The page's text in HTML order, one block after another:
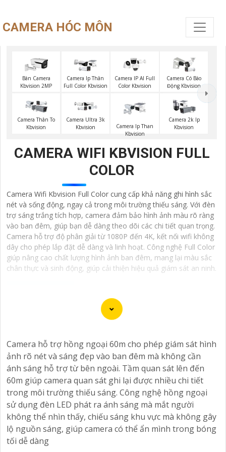
CAMERA HÓC MÔN
Bán Camera
Kbvision 2MP
Camera Ip Thân
Full Color Kbvision
Camera IP AI Full
Color Kbvision
Camera Có Báo
Động Kbvision
Camera Thân To
Kbvision
Camera Ultra 3k
Kbvision
Camera Ip Than
Kbvision
Camera 2k Ip
Kbvision
CAMERA WIFI KBVISION FULL
COLOR
Camera Wifi Kbvision Full Color cung cấp khả năng ghi hình sắc
nét và sống động, ngay cả trong môi trường thiếu sáng. Với đèn
trợ sáng trắng tích hợp, camera đảm bảo hình ảnh màu rõ ràng
vào ban đêm, giúp bạn dễ dàng theo dõi các chi tiết quan trọng.
Camera hỗ trợ độ phân giải từ 1080P đến 4K, kết nối wifi không
dây cho phép lắp đặt dễ dàng và linh hoạt. Công nghệ Full Color
giúp nâng cao chất lượng hình ảnh ban đêm, mang lại màu sắc
chân thực và sinh động, giúp cải thiện hiệu quả giám sát an ninh.
Camera công nghệ TiOC là một loại camera an ninh
(Thermal Imaging for Object Classification). Được thiết
kế để cung cấp hình ảnh sắt nét và chất lượng cao
trong mọi điều kiện ánh sáng, camera TiOC là sự lựa
chọn lý tưởng để bảo vệ ngôi nhà hay doanh nghiệp
của bạn.
Với công nghệ TiOC, camera có khả năng phân biệt rõ
ràng giữa người và vật thể khác, giúp hạn chế tối đa
việc báo động giả và gửi cảnh báo khi phát hiện sự việc
đáng ngờ. Camera TiOC cũng được trang bị cảm biến
Camera hỗ trợ hồng ngoại 60m cho phép giám sát hình
ảnh rõ nét và sáng đẹp vào ban đêm mà không cần
ánh sáng hỗ trợ từ bên ngoài. Tầm quan sát lên đến
60m giúp camera quan sát ghi lại được nhiều chi tiết
trong môi trường thiếu sáng. Công nghệ hồng ngoại
sử dụng đèn LED phát ra ánh sáng mà mắt người
không thể nhìn thấy, chiếu sáng khu vực mà không gây
lộ nguồn sáng, giúp camera có thể ẩn mình trong bóng
tối dễ dàng